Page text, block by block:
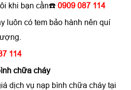
khi bạn cần☎️ 0909 087 114
luôn có tem bảo hành nên quí
114
chữa cháy
dịch vụ nạp bình chữa cháy tại